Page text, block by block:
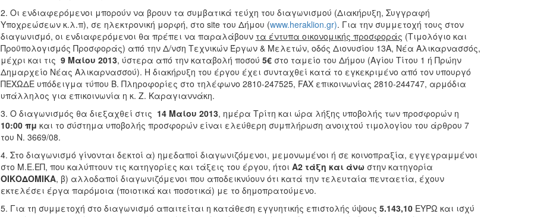
2. Οι ενδιαφερόμενοι μπορούν να βρουν τα συμβατικά τεύχη του διαγωνισμού (Διακήρυξη, Συγγραφή
Υποχρεώσεων κ.λ.π), σε ηλεκτρονική μορφή, στο site του Δήμου (www.heraklion.gr). Για την συμμετοχή τους στον
διαγωνισμό, οι ενδιαφερόμενοι θα πρέπει να παραλάβουν τα έντυπα οικονομικής προσφοράς (Τιμολόγιο και
Προϋπολογισμός Προσφοράς) από την Δ/νση Τεχνικών Έργων & Μελετών, οδός Διονυσίου 13Α, Νέα Αλικαρνασσός,
μέχρι και τις 9 Μαίου 2013, ύστερα από την καταβολή ποσού 5€στο ταμείο του Δήμου (Αγίου Τίτου 1 ή Πρώην
Δημαρχείο Νέας Αλικαρνασσού). Η διακήρυξη του έργου έχει συνταχθεί κατά το εγκεκριμένο από τον υπουργό
ΠΕΧΩΔΕ υπόδειγμα τύπου Β. Πληροφορίες στο τηλέφωνο 2810-247525, FAX επικοινωνίας 2810-244747, αρμόδια
υπάλληλος για επικοινωνία η κ. Ζ. Καραγιαννάκη.
3. Ο διαγωνισμός θα διεξαχθεί στις 14 Μαίου 2013, ημέρα Τρίτη και ώρα λήξης υποβολής των προσφορών η
10:00 πμ και το σύστημα υποβολής προσφορών είναι ελεύθερη συμπλήρωση ανοιχτού τιμολογίου του άρθρου 7
του Ν. 3669/08.
4. Στο διαγωνισμό γίνονται δεκτοί α) ημεδαποί διαγωνιζόμενοι, μεμονωμένοι ή σε κοινοπραξία, εγγεγραμμένοι
στο Μ.Ε.ΕΠ, που καλύπτουν τις κατηγορίες και τάξεις του έργου, ήτοι Α2 τάξη και άνωστην κατηγορία
ΟΙΚΟΔΟΜΙΚΑ, β) αλλοδαποί διαγωνιζόμενοι που αποδεικνύουν ότι κατά την τελευταία πενταετία, έχουν
εκτελέσει έργα παρόμοια (ποιοτικά και ποσοτικά) με το δημοπρατούμενο.
5. Για τη συμμετοχή στο διαγωνισμό απαιτείται η κατάθεση εγγυητικής επιστολής ύψους 5.143,10ΕΥΡΩ και ισχύ